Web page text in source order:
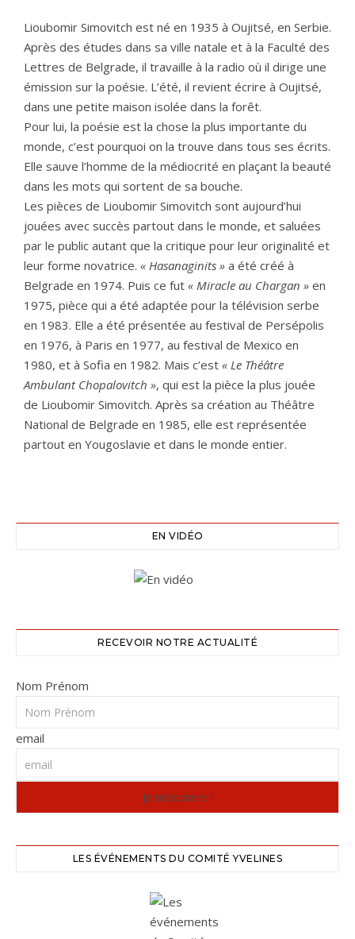
Lioubomir Simovitch est né en 1935 à Oujitsé, en Serbie.
Après des études dans sa ville natale et à la Faculté des
Lettres de Belgrade, il travaille à la radio où il dirige une
émission sur la poésie. L’été, il revient écrire à Oujitsé,
dans une petite maison isolée dans la forêt.
Pour lui, la poésie est la chose la plus importante du
monde, c’est pourquoi on la trouve dans tous ses écrits.
Elle sauve l’homme de la médiocrité en plaçant la beauté
dans les mots qui sortent de sa bouche.
Les pièces de Lioubomir Simovitch sont aujourd’hui
jouées avec succès partout dans le monde, et saluées
par le public autant que la critique pour leur originalité et
leur forme novatrice. « Hasanaginits » a été créé à
Belgrade en 1974. Puis ce fut « Miracle au Chargan » en
1975, pièce qui a été adaptée pour la télévision serbe
en 1983. Elle a été présentée au festival de Persépolis
en 1976, à Paris en 1977, au festival de Mexico en
1980, et à Sofia en 1982. Mais c’est « Le Théâtre
Ambulant Chopalovitch », qui est la pièce la plus jouée
de Lioubomir Simovitch. Après sa création au Théâtre
National de Belgrade en 1985, elle est représentée
partout en Yougoslavie et dans le monde entier.
EN VIDÉO
RECEVOIR NOTRE ACTUALITÉ
Nom Prénom
email
LES ÉVÉNEMENTS DU COMITÉ YVELINES